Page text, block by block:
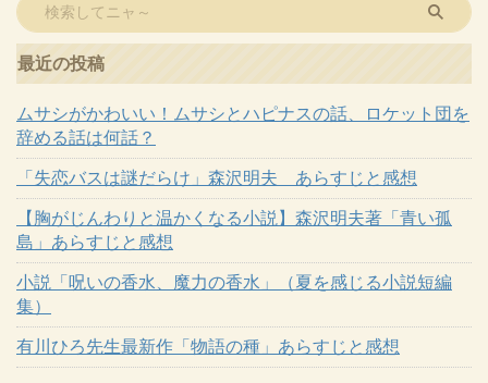
最近の投稿
ムサシがかわいい！ムサシとハピナスの話、ロケット団を
辞める話は何話？
「失恋バスは謎だらけ」森沢明夫 あらすじと感想
【胸がじんわりと温かくなる小説】森沢明夫著「青い孤
島」あらすじと感想
小説「呪いの香水、魔力の香水」（夏を感じる小説短編
集）
有川ひろ先生最新作「物語の種」あらすじと感想